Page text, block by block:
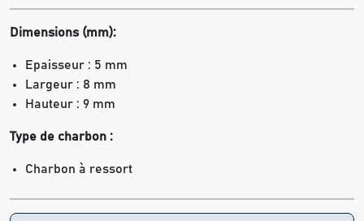
Dimensions (mm):
Epaisseur : 5 mm
Largeur : 8 mm
Hauteur : 9 mm
Type de charbon :
Charbon à ressort